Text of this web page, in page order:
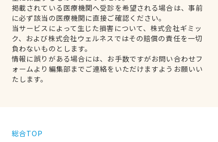
掲載されている医療機関へ受診を希望される場合は、事前
に必ず該当の医療機関に直接ご確認ください。
当サービスによって生じた損害について、株式会社ギミッ
ク、および株式会社ウェルネスではその賠償の責任を一切
負わないものとします。
情報に誤りがある場合には、お手数ですがお問い合わせフ
ォームより編集部までご連絡をいただけますようお願いい
たします。
総合TOP